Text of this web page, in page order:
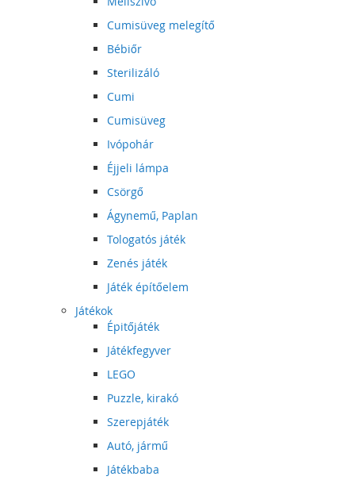
Cumisüveg melegítő
Bébiőr
Sterilizáló
Cumi
Cumisüveg
Ivópohár
Éjjeli lámpa
Csörgő
Ágynemű, Paplan
Tologatós játék
Zenés játék
Játék építőelem
Játékok
Épitőjáték
Játékfegyver
LEGO
Puzzle, kirakó
Szerepjáték
Autó, jármű
Játékbaba